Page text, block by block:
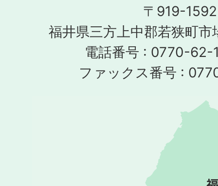
〒919-1592
福井県三方上中郡若狭町
電話番号 : 0770-62-
ファックス番号 :